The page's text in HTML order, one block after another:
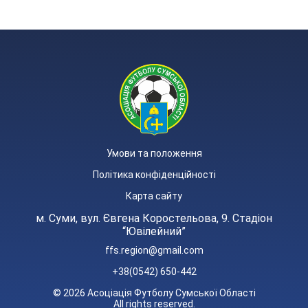
Умови та положення
Політика конфіденційності
Карта сайту
м. Суми, вул. Євгена Коростельова, 9. Стадіон
“Ювілейний”
ffs.region@gmail.com
+38(0542) 650-442
© 2026 Асоціація Футболу Сумської Області
All rights reserved.